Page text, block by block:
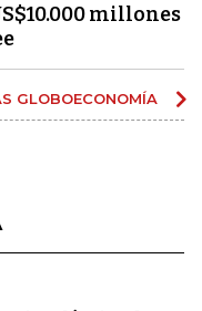
millones
GLOBOECONOMÍA